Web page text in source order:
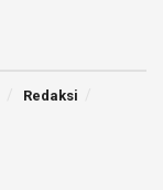
Redaksi